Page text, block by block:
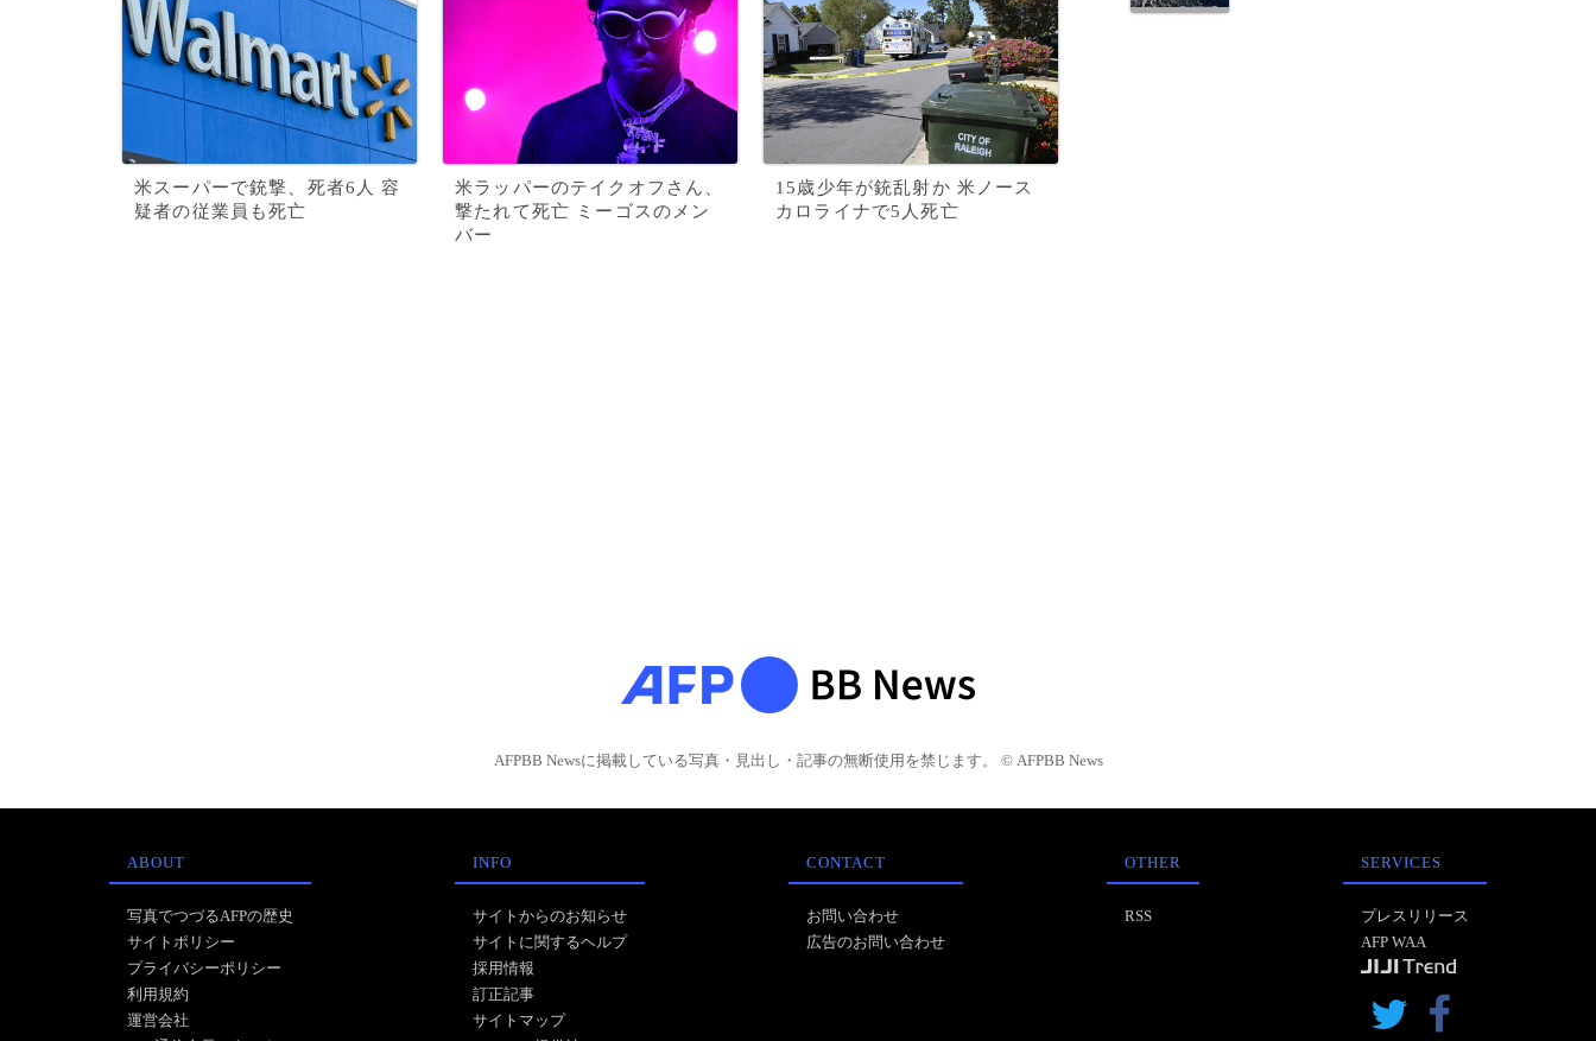
米スーパーで銃撃、死者6人 容
疑者の従業員も死亡
米ラッパーのテイクオフさん、
撃たれて死亡 ミーゴスのメン
バー
15歳少年が銃乱射か 米ノース
カロライナで5人死亡
AFPBB Newsに掲載している写真・見出し・記事の無断使用を禁じます。 © AFPBB News
ABOUT
写真でつづるAFPの歴史
サイトポリシー
プライバシーポリシー
利用規約
運営会社
INFO
サイトからのお知らせ
サイトに関するヘルプ
採用情報
訂正記事
サイトマップ
CONTACT
お問い合わせ
広告のお問い合わせ
OTHER
RSS
SERVICES
プレスリリース
AFP WAA